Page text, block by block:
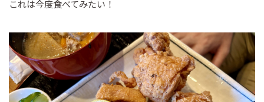
これは今度食べてみたい！